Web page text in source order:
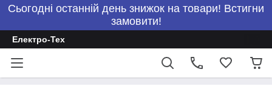
Сьогодні останній день знижок на товари! Встигни
замовити!
Електро-Тех